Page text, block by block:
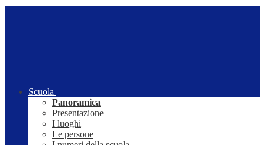
Scuola
Panoramica
Presentazione
I luoghi
Le persone